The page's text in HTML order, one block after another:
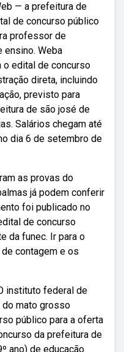
— a prefeitura de
de concurso público
professor de
ensino. Weba
edital de concurso
direta, incluindo
previsto para
de são josé de
Salários chegam até
dia 6 de setembro de
as provas do
já podem conferir
foi publicado no
de concurso
da funec. Ir para o
contagem e os
instituto federal de
do mato grosso
público para a oferta
da prefeitura de
ano) de educação